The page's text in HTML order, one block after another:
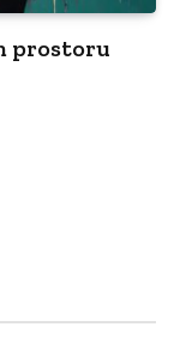
prostoru